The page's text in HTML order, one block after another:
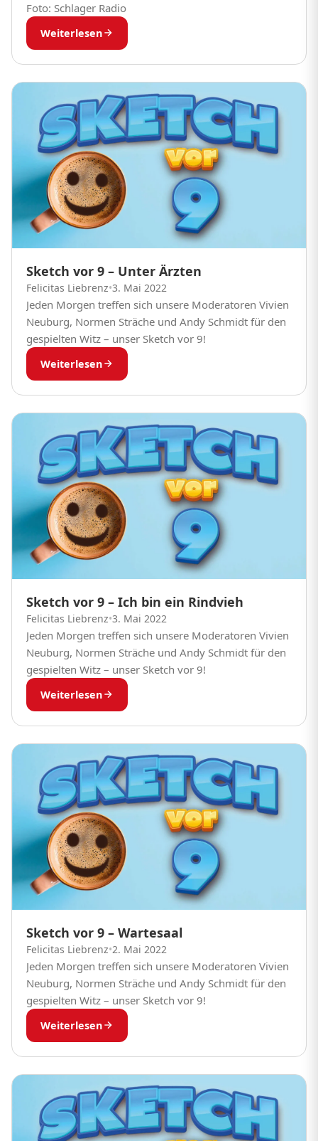
Foto: Schlager Radio
Weiterlesen
Sketch vor 9 – Unter Ärzten
Felicitas Liebrenz•3. Mai 2022
Jeden Morgen treffen sich unsere Moderatoren Vivien
Neuburg, Normen Sträche und Andy Schmidt für den
gespielten Witz – unser Sketch vor 9!
Weiterlesen
Sketch vor 9 – Ich bin ein Rindvieh
Felicitas Liebrenz•3. Mai 2022
Jeden Morgen treffen sich unsere Moderatoren Vivien
Neuburg, Normen Sträche und Andy Schmidt für den
gespielten Witz – unser Sketch vor 9!
Weiterlesen
Sketch vor 9 – Wartesaal
Felicitas Liebrenz•2. Mai 2022
Jeden Morgen treffen sich unsere Moderatoren Vivien
Neuburg, Normen Sträche und Andy Schmidt für den
gespielten Witz – unser Sketch vor 9!
Weiterlesen